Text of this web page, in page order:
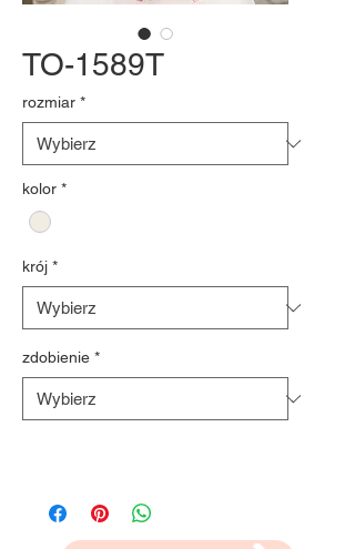
TO-1589T
rozmiar *
kolor *
krój *
zdobienie *